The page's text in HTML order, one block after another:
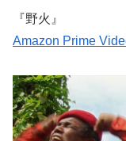
『野火』
Amazon Prime